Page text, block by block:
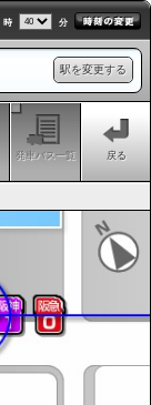
時 分
駅を変更する
発車バス一覧 戻る